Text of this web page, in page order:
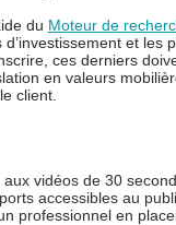
du Moteur de
et les
ces derniers
en valeurs
client.
vidéos de 30
accessibles au
professionnel en